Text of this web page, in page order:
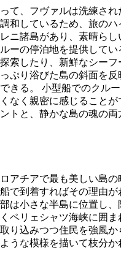
て、フヴァルは洗練され
和しているため、旅のハ
ニ諸島があり、素晴らし
ーの停泊地を提供して
索したり、新鮮なシーフ
ぷり浴びた島の斜面を反
きる。 小型船でのクル
なく親密に感じること
トと、静かな島の魂の両
ロアチアで最も美しい島の
で到着すればその理由
は小さな半島に位置し、
ペリェシャツ海峡に囲ま
り込みつつ住民を強風
うな模様を描いて枝分か